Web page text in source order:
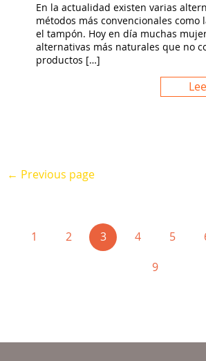
En la actualidad existen varias
métodos más convencionales como
el tampón. Hoy en día muchas
alternativas más naturales que no
productos […]
← Previous page
1 2 3(current)
4 5
9